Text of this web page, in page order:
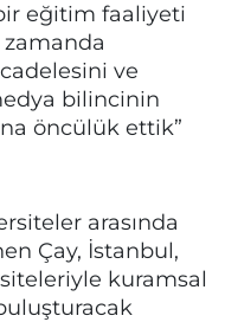
eğitim faaliyeti
ve
bilincinin
öncülük ettik”
arasında
Çay, İstanbul,
kuramsal